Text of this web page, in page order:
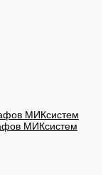
МИКсистем
МИКсистем